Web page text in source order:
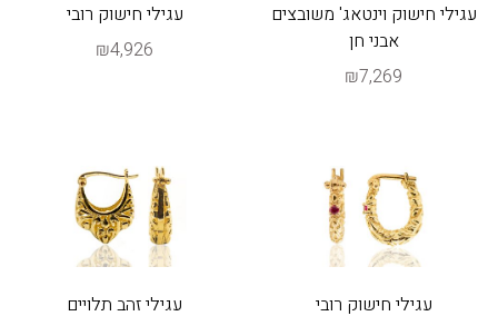
עגילי חישוק וינטאג' משובצים
אבני חן
₪7,269
עגילי חישוק רובי
₪4,926
עגילי חישוק רובי
עגילי זהב תלויים